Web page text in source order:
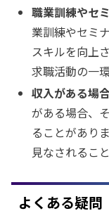
職業訓練やセ
業訓練やセミ
スキルを向上
求職活動の一
収入がある場
がある場合、
ることがあり
見なされるこ
よくある疑問